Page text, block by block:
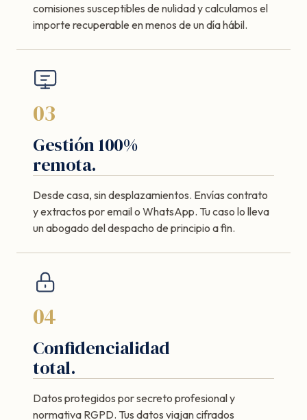
comisiones susceptibles de nulidad y calculamos el
importe recuperable en menos de un día hábil.
03
Gestión 100%
remota.
Desde casa, sin desplazamientos. Envías contrato
y extractos por email o WhatsApp. Tu caso lo lleva
un abogado del despacho de principio a fin.
04
Confidencialidad
total.
Datos protegidos por secreto profesional y
normativa RGPD. Tus datos viajan cifrados